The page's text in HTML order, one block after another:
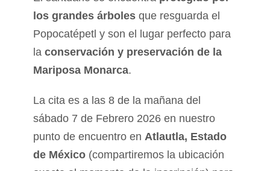
los grandes árboles que resguarda el
Popocatépetl y son el lugar perfecto para
la conservación y preservación de la
Mariposa Monarca.
La cita es a las 8 de la mañana del
sábado 7 de Febrero 2026 en nuestro
punto de encuentro en Atlautla, Estado
de México (compartiremos la ubicación